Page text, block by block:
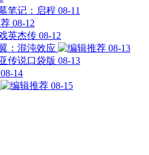
笔记：启程 08-11
08-12
英杰传 08-12
：混沌效应
08-13
传说口袋版 08-13
08-14
08-15